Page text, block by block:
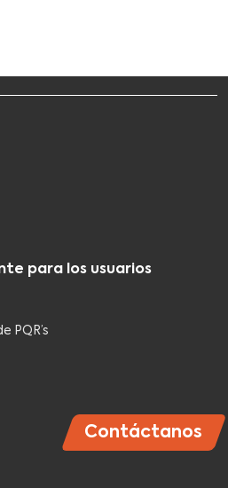
Contáctanos
para los usuarios
PQR’s